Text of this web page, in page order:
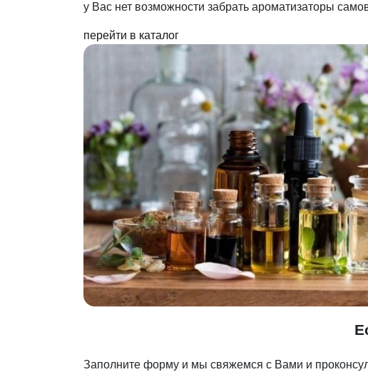
у Вас нет возможности забрать ароматизаторы
перейти в каталог
Заполните форму и мы свяжемся с Вами и